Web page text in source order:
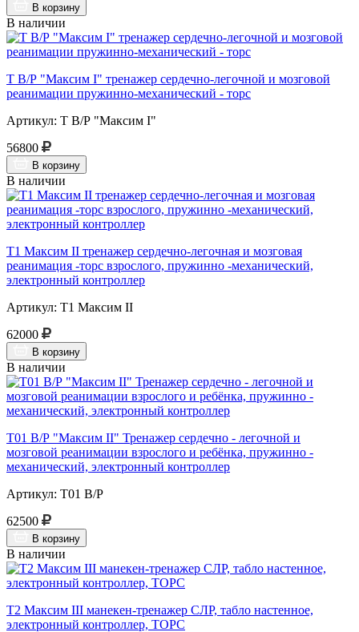
В корзину
В наличии
Т В/Р "Максим I" тренажер сердечно-легочной и мозговой
реанимации пружинно-механический - торс
Артикул: Т В/Р "Максим I"
56800
В корзину
В наличии
Т1 Максим II тренажер сердечно-легочная и мозговая
реанимация -торс взрослого, пружинно -механический,
электронный контроллер
Артикул: Т1 Максим II
62000
В корзину
В наличии
Т01 В/Р "Максим II" Тренажер сердечно - легочной и
мозговой реанимации взрослого и ребёнка, пружинно -
механический, электронный контроллер
Артикул: Т01 В/Р
62500
В корзину
В наличии
Т2 Максим III манекен-тренажер СЛР, табло настенное,
электронный контроллер, ТОРС